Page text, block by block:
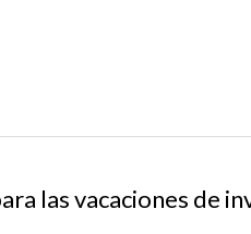
las vacaciones de